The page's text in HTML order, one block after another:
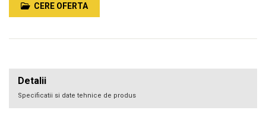
CERE OFERTA
Detalii
Specificatii si date tehnice de produs